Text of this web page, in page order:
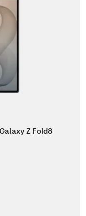
Z Fold8